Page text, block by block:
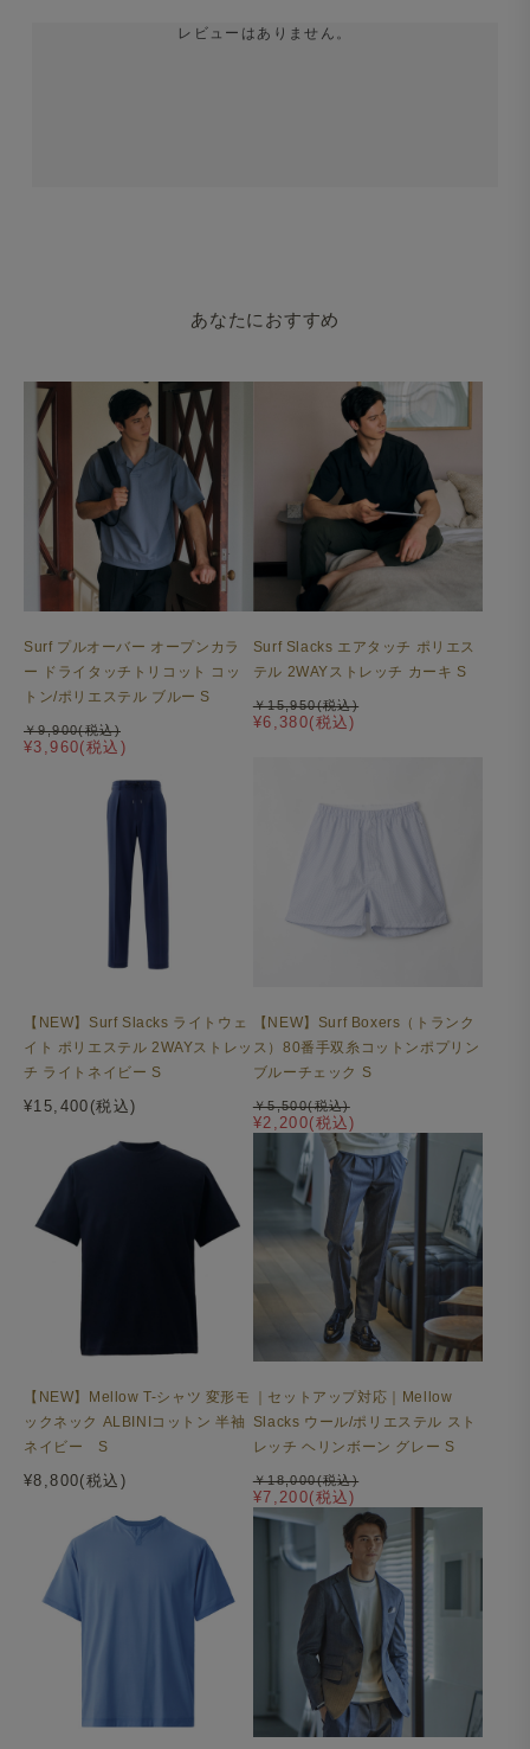
レビューはありません。
あなたにおすすめ
Surf プルオーバー オープンカラ
ー ドライタッチトリコット コッ
トン/ポリエステル ブルー S
¥3,960(税込)
￥9,900(税込)
Surf Slacks エアタッチ ポリエス
テル 2WAYストレッチ カーキ S
¥6,380(税込)
￥15,950(税込)
【NEW】Surf Slacks ライトウェ
イト ポリエステル 2WAYストレッ
チ ライトネイビー S
¥15,400(税込)
【NEW】Surf Boxers（トランク
ス）80番手双糸コットンポプリン
ブルーチェック S
¥2,200(税込)
￥5,500(税込)
【NEW】Mellow T-シャツ 変形モ
ックネック ALBINIコットン 半袖
ネイビー S
¥8,800(税込)
｜セットアップ対応｜Mellow
Slacks ウール/ポリエステル スト
レッチ ヘリンボーン グレー S
¥7,200(税込)
￥18,000(税込)